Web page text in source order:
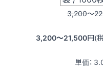
3,200〜
3,200〜21,500円(
単価：